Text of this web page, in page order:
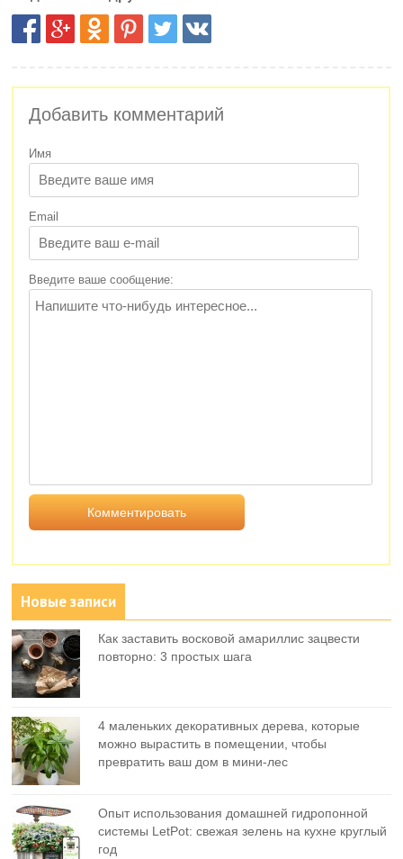
Добавить комментарий
Имя
Email
Введите ваше сообщение:
Новые записи
Как заставить восковой амариллис зацвести
повторно: 3 простых шага
4 маленьких декоративных дерева, которые
можно вырастить в помещении, чтобы
превратить ваш дом в мини-лес
Опыт использования домашней гидропонной
системы LetPot: свежая зелень на кухне круглый
год